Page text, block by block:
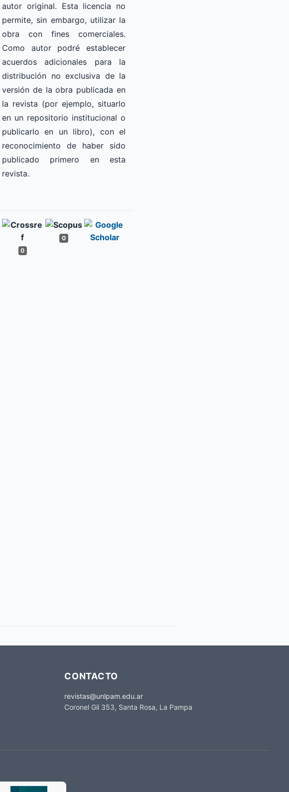
autor original. Esta licencia no
permite, sin embargo, utilizar la
obra con fines comerciales.
Como autor podré establecer
acuerdos adicionales para la
distribución no exclusiva de la
versión de la obra publicada en
la revista (por ejemplo, situarlo
en un repositorio institucional o
publicarlo en un libro), con el
reconocimiento de haber sido
publicado primero en esta
revista.
0
0
CONTACTO
revistas@unlpam.edu.ar
Coronel Gil 353, Santa Rosa, La Pampa